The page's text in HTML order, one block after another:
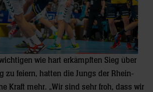
wie hart erkämpften Sieg über
zu feiern, hatten die Jungs der Rhein-
Kraft mehr. „Wir sind sehr froh, dass wir